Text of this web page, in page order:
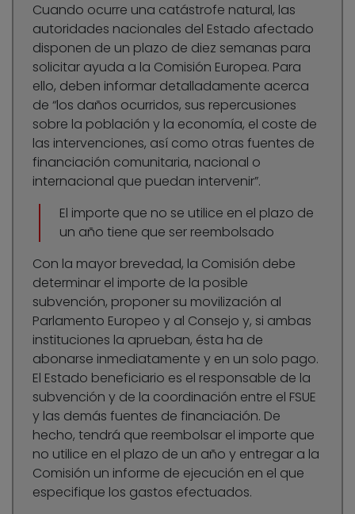
Cuando ocurre una catástrofe natural, las
autoridades nacionales del Estado afectado
disponen de un plazo de diez semanas para
solicitar ayuda a la Comisión Europea. Para
ello, deben informar detalladamente acerca
de “los daños ocurridos, sus repercusiones
sobre la población y la economía, el coste de
las intervenciones, así como otras fuentes de
financiación comunitaria, nacional o
internacional que puedan intervenir”.
El importe que no se utilice en el plazo de
un año tiene que ser reembolsado
Con la mayor brevedad, la Comisión debe
determinar el importe de la posible
subvención, proponer su movilización al
Parlamento Europeo y al Consejo y, si ambas
instituciones la aprueban, ésta ha de
abonarse inmediatamente y en un solo pago.
El Estado beneficiario es el responsable de la
subvención y de la coordinación entre el FSUE
y las demás fuentes de financiación. De
hecho, tendrá que reembolsar el importe que
no utilice en el plazo de un año y entregar a la
Comisión un informe de ejecución en el que
especifique los gastos efectuados.